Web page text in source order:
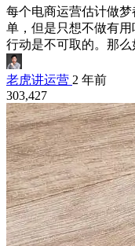
每个电商运营估计做
单，但是只想不做有
行动是不可取的。那
老虎讲运营 2 年前
303,427